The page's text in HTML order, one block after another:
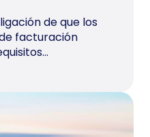
de que los
facturación